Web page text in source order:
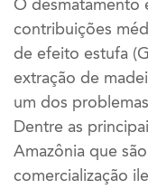
O desmatamento
contribuições
de efeito estufa
extração de
um dos
Dentre as
Amazônia que
comercialização